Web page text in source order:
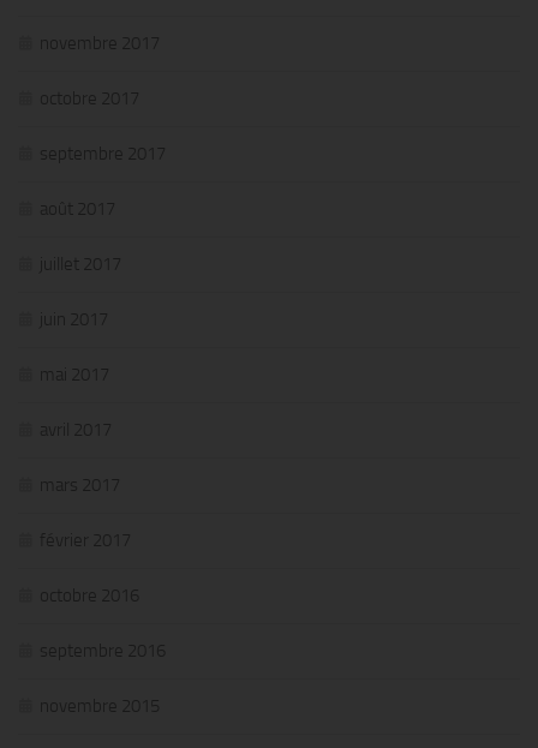
novembre 2017
octobre 2017
septembre 2017
août 2017
juillet 2017
juin 2017
mai 2017
avril 2017
mars 2017
février 2017
octobre 2016
septembre 2016
novembre 2015